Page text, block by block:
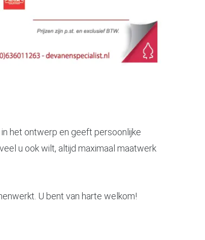
het ontwerp en geeft persoonlijke
u ook wilt, altijd maximaal maatwerk
U bent van harte welkom!